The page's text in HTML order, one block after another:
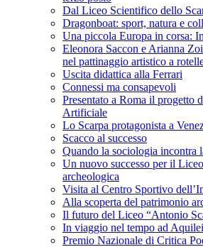
Dal Liceo Scientifico dello
Dragonboat: sport, natura e
Una piccola Europa in corsa:
Eleonora Saccon e Arianna
nel pattinaggio artistico a
Uscita didattica alla Ferrari
Connessi ma consapevoli
Presentato a Roma il progetto
Artificiale
Lo Scarpa protagonista a
Scacco al successo
Quando la sociologia incontra
Un nuovo successo per il
archeologica
Visita al Centro Sportivo
Alla scoperta del patrimonio
Il futuro del Liceo “Antonio
In viaggio nel tempo ad
Premio Nazionale di Critica